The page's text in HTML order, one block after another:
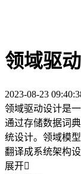
领域驱
2023-08-23
领域驱动设计是
通过存储数据词
统设计。领域模
翻译成系统架构
展开